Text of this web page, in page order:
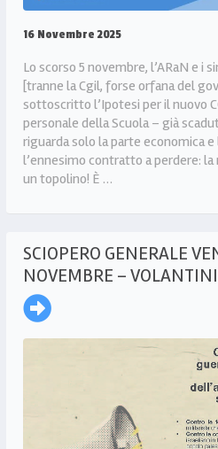
16 Novembre 2025
Lo scorso 5 novembre, l’ARaN e i
[tranne la Cgil, forse orfana del
sottoscritto l’Ipotesi per il nuovo
personale della Scuola – già
riguarda solo la parte economica e
l’ennesimo contratto a perdere:
un topolino! È …
SCIOPERO GENERALE
NOVEMBRE –